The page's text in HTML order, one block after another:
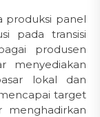
produksi panel
pada transisi
produsen
menyediakan
lokal dan
target
menghadirkan